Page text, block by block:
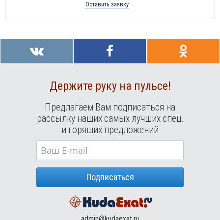
Оставить заявку
Держите руку на пульсе!
Предлагаем Вам подписаться на
рассылку наших самых лучших спец.
и горящих предложений
Подписаться